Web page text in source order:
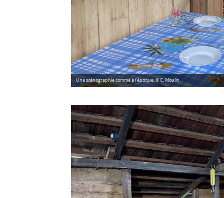
Une scénographie comme à l'époque. © C. Moulin